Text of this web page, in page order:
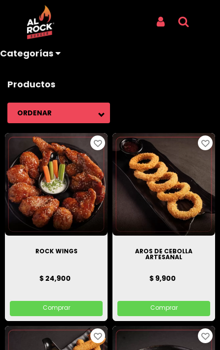
Categorías
TELONEROS
Productos
ORDENAR
ROCK WINGS
$ 24,900
Comprar
AROS DE CEBOLLA
ARTESANAL
$ 9,900
Comprar